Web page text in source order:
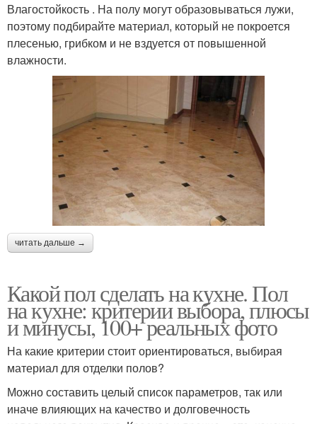
Влагостойкость . На полу могут образовываться лужи,
поэтому подбирайте материал, который не покроется
плесенью, грибком и не вздуется от повышенной
влажности.
читать дальше →
Какой пол сделать на кухне. Пол
на кухне: критерии выбора, плюсы
и минусы, 100+ реальных фото
На какие критерии стоит ориентироваться, выбирая
материал для отделки полов?
Можно составить целый список параметров, так или
иначе влияющих на качество и долговечность